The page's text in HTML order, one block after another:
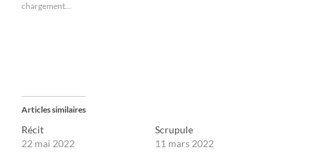
chargement…
Articles similaires
Récit
22 mai 2022
Scrupule
11 mars 2022